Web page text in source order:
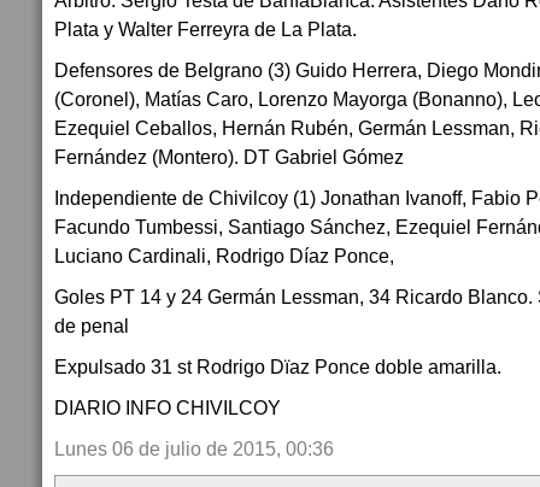
Plata y Walter Ferreyra de La Plata.
Defensores de Belgrano (3) Guido Herrera, Diego
(Coronel), Matías Caro, Lorenzo Mayorga (Bonanno),
Ezequiel Ceballos, Hernán Rubén, Germán Lessman,
Fernández (Montero). DT Gabriel Gómez
Independiente de Chivilcoy (1) Jonathan Ivanoff, Fabio
Facundo Tumbessi, Santiago Sánchez, Ezequiel
Luciano Cardinali, Rodrigo Díaz Ponce,
Goles PT 14 y 24 Germán Lessman, 34 Ricardo
de penal
Expulsado 31 st Rodrigo Dïaz Ponce doble amarilla.
DIARIO INFO CHIVILCOY
Lunes 06 de julio de 2015, 00:36